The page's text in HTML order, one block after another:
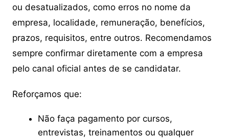
ou desatualizados, como erros no nome da
empresa, localidade, remuneração, benefícios,
prazos, requisitos, entre outros. Recomendamos
sempre confirmar diretamente com a empresa
pelo canal oficial antes de se candidatar.
Reforçamos que:
Não faça pagamento por cursos,
entrevistas, treinamentos ou qualquer